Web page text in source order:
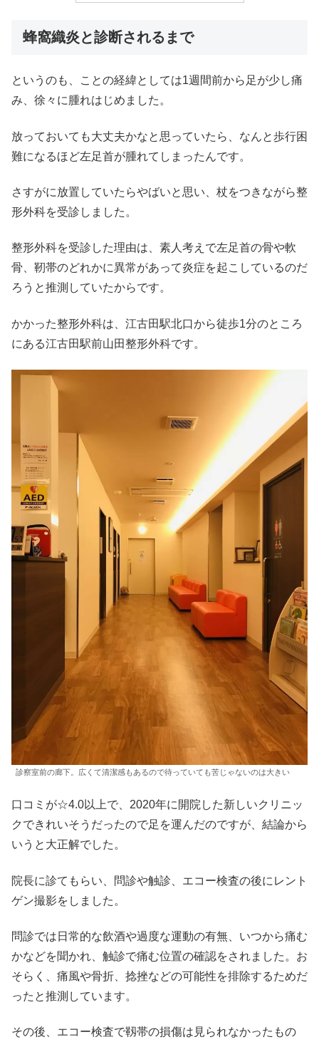
蜂窩織炎と診断されるまで
というのも、ことの経緯としては1週間前から足が少し痛
み、徐々に腫れはじめました。
放っておいても大丈夫かなと思っていたら、なんと歩行困
難になるほど左足首が腫れてしまったんです。
さすがに放置していたらやばいと思い、杖をつきながら整
形外科を受診しました。
整形外科を受診した理由は、素人考えで左足首の骨や軟
骨、靭帯のどれかに異常があって炎症を起こしているのだ
ろうと推測していたからです。
かかった整形外科は、江古田駅北口から徒歩1分のところ
にある江古田駅前山田整形外科です。
診察室前の廊下。広くて清潔感もあるので待っていても苦じゃないのは大きい
口コミが☆4.0以上で、2020年に開院した新しいクリニッ
クできれいそうだったので足を運んだのですが、結論から
いうと大正解でした。
院長に診てもらい、問診や触診、エコー検査の後にレント
ゲン撮影をしました。
問診では日常的な飲酒や過度な運動の有無、いつから痛む
かなどを聞かれ、触診で痛む位置の確認をされました。お
そらく、痛風や骨折、捻挫などの可能性を排除するためだ
ったと推測しています。
その後、エコー検査で靱帯の損傷は見られなかったもの